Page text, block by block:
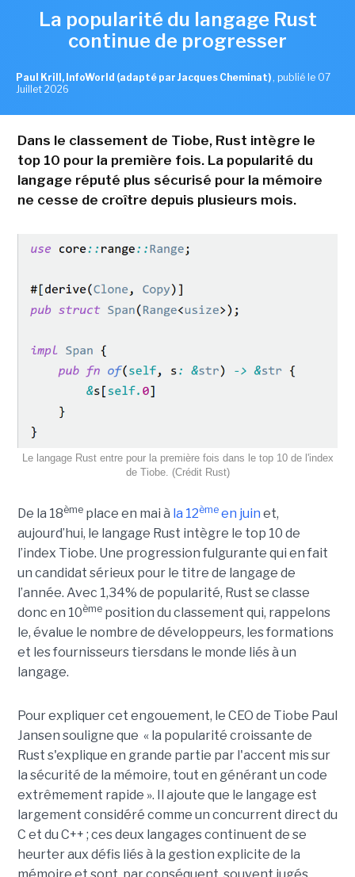
La popularité du langage Rust
continue de progresser
Paul Krill, InfoWorld (adapté par Jacques Cheminat) , publié le 07
Juillet 2026
Dans le classement de Tiobe, Rust intègre le
top 10 pour la première fois. La popularité du
langage réputé plus sécurisé pour la mémoire
ne cesse de croître depuis plusieurs mois.
Le langage Rust entre pour la première fois dans le top 10 de l'index
de Tiobe. (Crédit Rust)
De la 18èmeplace en mai à la 12èmeen juin et,
aujourd’hui, le langage Rust intègre le top 10 de
l’index Tiobe. Une progression fulgurante qui en fait
un candidat sérieux pour le titre de langage de
l’année. Avec 1,34% de popularité, Rust se classe
donc en 10èmeposition du classement qui, rappelons
le, évalue le nombre de développeurs, les formations
et les fournisseurs tiersdans le monde liés à un
langage.
Pour expliquer cet engouement, le CEO de Tiobe Paul
Jansen souligne que « la popularité croissante de
Rust s'explique en grande partie par l'accent mis sur
la sécurité de la mémoire, tout en générant un code
extrêmement rapide ». Il ajoute que le langage est
largement considéré comme un concurrent direct du
C et du C++ ; ces deux langages continuent de se
heurter aux défis liés à la gestion explicite de la